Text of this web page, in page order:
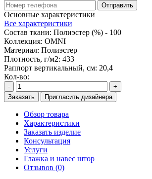
Отправить
Основные характеристики
Все характеристики
Состав ткани: Полиэстер (%) - 100
Коллекция: OMNI
Материал: Полиэстер
Плотность, г/м2: 433
Раппорт вертикальный, см: 20,4
Кол-во:
-
+
Заказать
Пригласить дизайнера
Обзор товара
Характеристики
Заказать изделие
Консультация
Услуги
Глажка и навес штор
Отзывов (0)